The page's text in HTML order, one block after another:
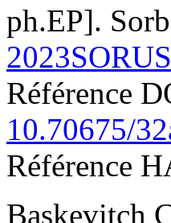
ph.EP].
Référence
10.70675/
Référence
Baskevitch